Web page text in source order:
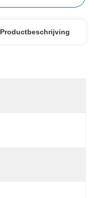
Productbeschrijving